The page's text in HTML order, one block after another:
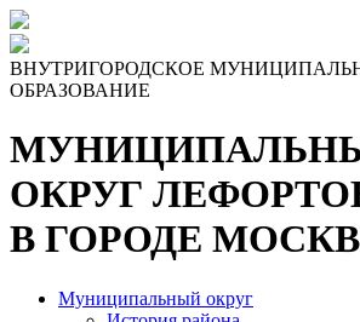
ВНУТРИГОРОДСКОЕ
ОБРАЗОВАНИЕ
ОКРУГ
В ГОРОДЕ
Муниципальный округ